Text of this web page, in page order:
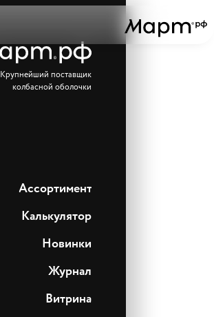
Ассортимент
Новинки
Журнал
Витрина
Крупнейший поставщик
колбасной оболочки
Калькулятор